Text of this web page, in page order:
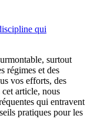
qui
surtout
régimes et des
vos efforts, des
article, nous
qui entravent
pratiques pour les